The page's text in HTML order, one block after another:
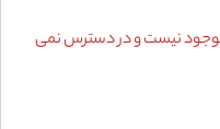
نیست و در دسترس نمی